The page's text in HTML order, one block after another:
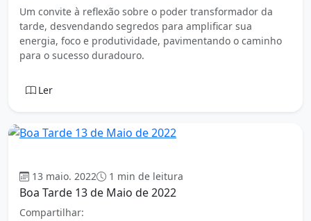
Um convite à reflexão sobre o poder transformador da
tarde, desvendando segredos para amplificar sua
energia, foco e produtividade, pavimentando o caminho
para o sucesso duradouro.
Ler
13 maio. 2022 1 min de leitura
Boa Tarde 13 de Maio de 2022
Compartilhar: